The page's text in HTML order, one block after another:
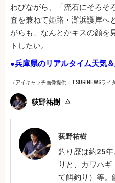
わびながら、「流石にそろそ
査を兼ねて姫路・灘浜護岸へ
がらも、なんとかキスの顔を
トしたい。
●兵庫県のリアルタイム天気
（アイキャッチ画像提供：TSURINEWSライ
荻野祐樹
荻野祐樹
釣り歴は約25
りと、カワハ
て餌釣り）等。